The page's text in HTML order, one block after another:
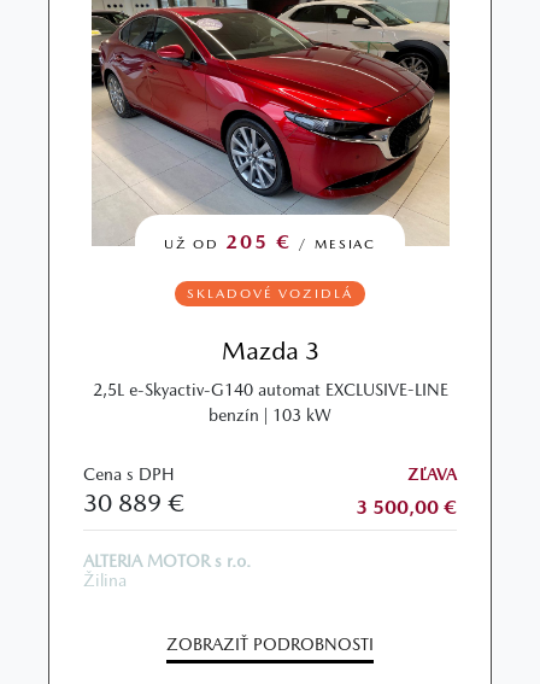
UŽ OD 205 € / MESIAC
SKLADOVÉ VOZIDLÁ
Mazda 3
2,5L e-Skyactiv-G140 automat EXCLUSIVE-LINE
benzín | 103 kW
Cena s DPH
30 889 €
ZĽAVA
3 500,00 €
ALTERIA MOTOR s r.o.
Žilina
ZOBRAZIŤ PODROBNOSTI